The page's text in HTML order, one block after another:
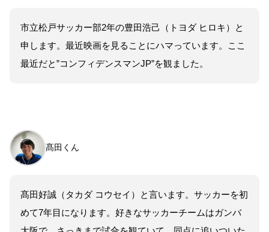
市立松戸サッカー部2年の豊田浩己（トヨダ ヒロキ）と
申します。最近映画を見ることにハマっています。ここ
最近だと”コンフィデンスマンJP”を観ました。
髙田好誠（タカダ コウセイ）と言います。サッカーを初
めて7年目になります。好きなサッカーチームはガンバ
髙田くん